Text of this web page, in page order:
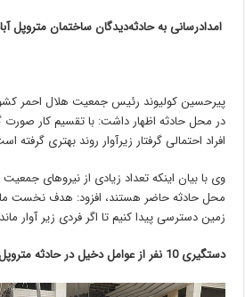
امدادرسانی به حادثه‌دیدگان ساختمان متروپل
پیرحسین کولیوند ‌رئیس جمعیت هلال احمر
در محل حادثه ‌اظهار داشت: با تقسیم کار صورت
افراد احتمالی گرفتار زیرآوار روند بهتری گرفته
وی با بیان اینکه تعداد زیادی از نیروهای
محل حادثه حاضر هستند، افزود: هدف نخست ما
زمین دسترسی پیدا کنیم تا اگر فردی زیر آوار
دستگیری 10 نفر از عوامل دخیل در حادثه متروپل